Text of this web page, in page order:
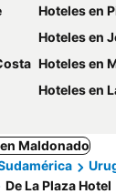
Hoteles en
Hoteles en
Hoteles en
Hoteles en
Maldonado
De La Plaza Hotel